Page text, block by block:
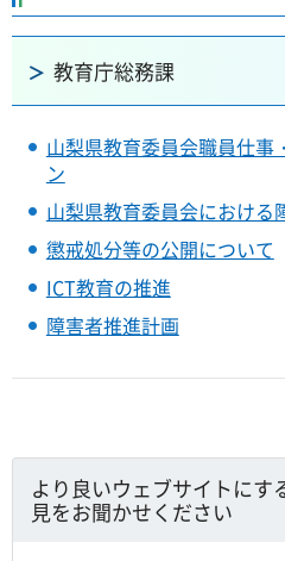
教育庁総務課
山梨県教育委員会職員仕事
ン
山梨県教育委員会における
懲戒処分等の公開について
ICT教育の推進
障害者推進計画
より良いウェブサイトにす
見をお聞かせください